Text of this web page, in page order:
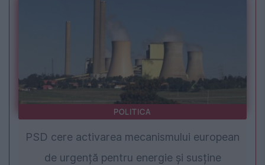
POLITICA
PSD cere activarea mecanismului european
de urgență pentru energie și susține